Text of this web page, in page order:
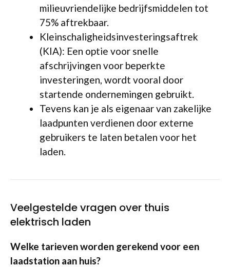
milieuvriendelijke bedrijfsmiddelen tot
75% aftrekbaar.
Kleinschaligheidsinvesteringsaftrek
(KIA): Een optie voor snelle
afschrijvingen voor beperkte
investeringen, wordt vooral door
startende ondernemingen gebruikt.
Tevens kan je als eigenaar van zakelijke
laadpunten verdienen door externe
gebruikers te laten betalen voor het
laden.
Veelgestelde vragen over thuis
elektrisch laden
Welke tarieven worden gerekend voor een
laadstation aan huis?